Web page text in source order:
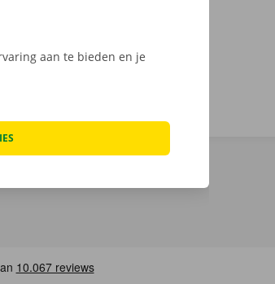
aan te bieden en je